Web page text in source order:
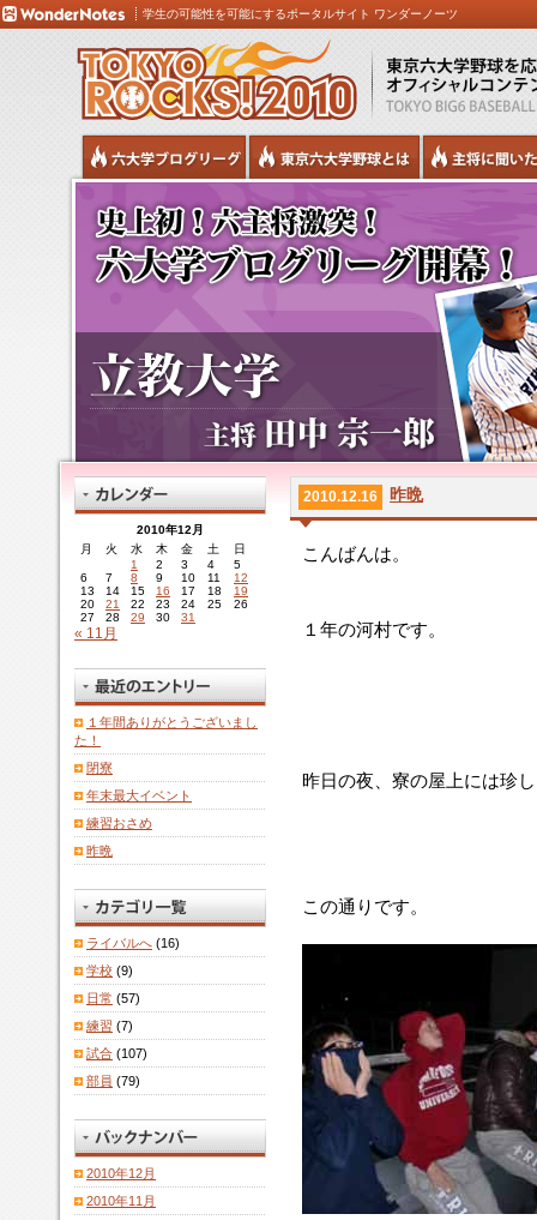
学生の可能性を可能にするポータルサイト ワンダーノーツ
2010.12.16 昨晩
こんばんは。
１年の河村です。
昨日の夜、寮の屋上には珍
この通りです。
2010年12月
月
火 水 木 金 土
日
1
2 3 4
5
6
7 8 9 10 11
12
13
14 15 16 17 18
19
20
21 22 23 24 25
26
27
28 29 30 31
« 11月
１年間ありがとうございまし
た！
閉寮
年末最大イベント
練習おさめ
昨晩
ライバルへ (16)
学校 (9)
日常 (57)
練習 (7)
試合 (107)
部員 (79)
2010年12月
2010年11月